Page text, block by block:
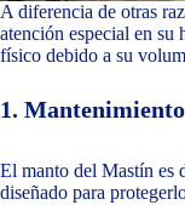
A diferencia de otras
atención especial en su
físico debido a su
1.
El manto del Mastín es
diseñado para